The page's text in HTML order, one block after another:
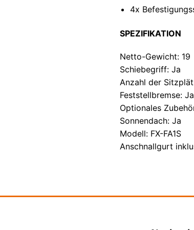
4x
SPEZIFIKATION
Netto-Gewicht: 19
Schiebegriff: Ja
Anzahl der
Feststellbremse: Ja
Optionales
Sonnendach: Ja
Modell: FX-FA1S
Anschnallgurt